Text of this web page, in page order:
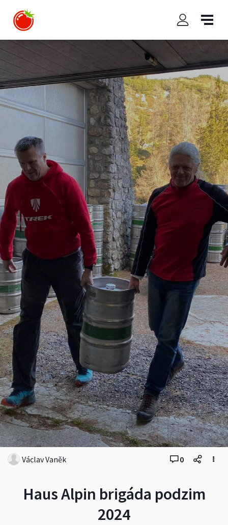
Haus Alpin brigáda podzim
2024
Václav Vaněk 0